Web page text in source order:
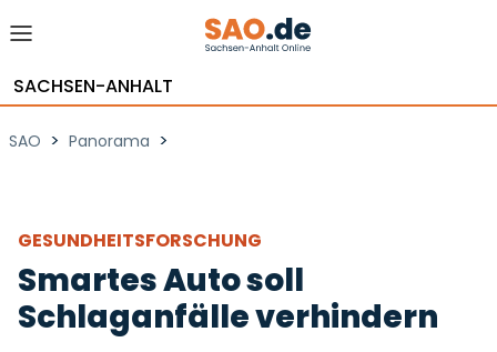
SACHSEN-ANHALT
SAO > Panorama >
GESUNDHEITSFORSCHUNG
Smartes Auto soll
Schlaganfälle verhindern